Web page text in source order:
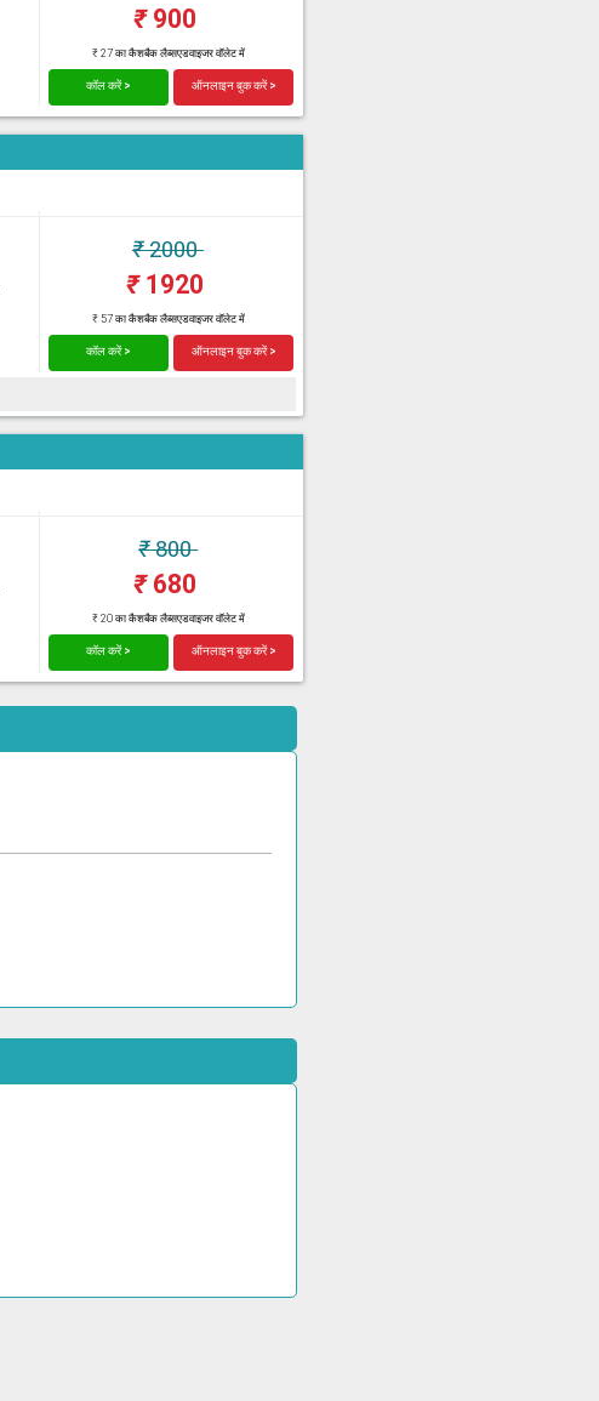
₹900
₹ 27 का कैशबैक लैब्सएडवाइजर वॉलेट में
कॉल करें > ऑनलाइन बुक करें >
₹2000
₹1920
₹ 57 का कैशबैक लैब्सएडवाइजर वॉलेट में
कॉल करें > ऑनलाइन बुक करें >
₹800
₹680
₹ 20 का कैशबैक लैब्सएडवाइजर वॉलेट में
कॉल करें > ऑनलाइन बुक करें >